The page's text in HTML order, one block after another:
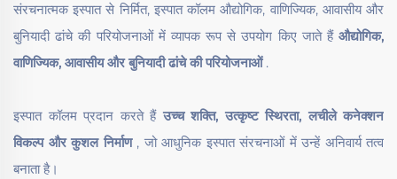
संरचनात्मक इस्पात से निर्मित, इस्पात कॉलम औद्योगिक, वाणिज्यिक, आवासीय और
बुनियादी ढांचे की परियोजनाओं में व्यापक रूप से उपयोग किए जाते हैं औद्योगिक,
वाणिज्यिक, आवासीय और बुनियादी ढांचे की परियोजनाओं .
इस्पात कॉलम प्रदान करते हैं उच्च शक्ति, उत्कृष्ट स्थिरता, लचीले कनेक्शन
विकल्प और कुशल निर्माण , जो आधुनिक इस्पात संरचनाओं में उन्हें अनिवार्य तत्व
बनाता है।